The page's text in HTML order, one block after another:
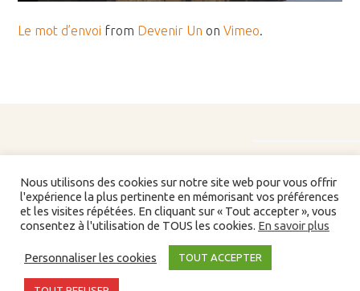
Le mot d’envoi from Devenir Un onVimeo.
Nous utilisons des cookies sur notre site web pour vous offrir
l'expérience la plus pertinente en mémorisant vos préférences
et les visites répétées. En cliquant sur « Tout accepter », vous
consentez à l'utilisation de TOUS les cookies. En savoir plus
Personnaliser les cookies TOUT ACCEPTER